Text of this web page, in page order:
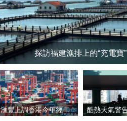
探訪福建漁排上的“充電寶”
滙豐上調香港今年經濟增長預測至4.5%